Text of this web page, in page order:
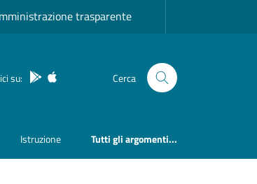
trasparente
su: App Android
App IOS Cerca
Istruzione Tutti gli argomenti...